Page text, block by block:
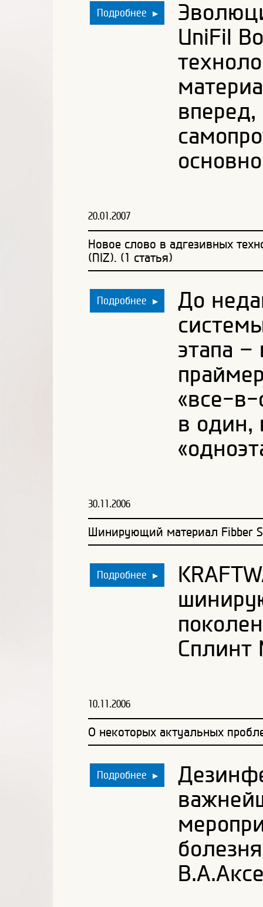
Подробнее ▶
UniFil
20.01.2007
Новое слово в адгезивных
(NIZ). (1 статья)
Подробнее ▶
До
этапа –
«все-в-
в один,
30.11.2006
Шинирующий материал Fibber
Подробнее ▶
Сплинт
10.11.2006
О некоторых актуальных
Подробнее ▶